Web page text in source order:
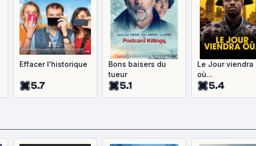
Effacer l'historique
5.7
Bons baisers du
tueur
5.1
Le Jour viendra
où...
5.4